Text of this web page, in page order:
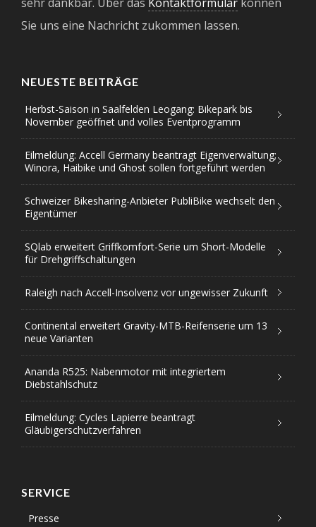
Sie uns eine Nachricht zukommen lassen.
NEUESTE BEITRÄGE
Herbst-Saison in Saalfelden Leogang: Bikepark bis
November geöffnet und volles Eventprogramm
Eilmeldung: Accell Germany beantragt Eigenverwaltung;
Winora, Haibike und Ghost sollen fortgeführt werden
Schweizer Bikesharing-Anbieter PubliBike wechselt den
Eigentümer
SQlab erweitert Griffkomfort-Serie um Short-Modelle
für Drehgriffschaltungen
Raleigh nach Accell-Insolvenz vor ungewisser Zukunft
Continental erweitert Gravity-MTB-Reifenserie um 13
neue Varianten
Ananda R525: Nabenmotor mit integriertem
Diebstahlschutz
Eilmeldung: Cycles Lapierre beantragt
Gläubigerschutzverfahren
SERVICE
Presse